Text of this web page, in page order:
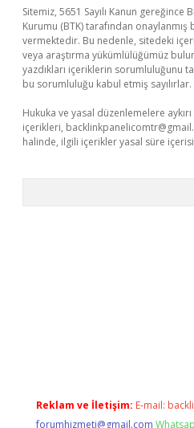
Sitemiz, 5651 Sayılı Kanun
Kurumu (BTK) tarafından onaylanmış
vermektedir. Bu nedenle, sitedeki
veya araştırma yükümlülüğümüz
yazdıkları içeriklerin sorumluluğunu
bu sorumluluğu kabul etmiş sayılırlar.
Hukuka ve yasal düzenlemelere
içerikleri,
halinde, ilgili içerikler yasal süre
Reklam ve İletişim: E-mail:
forumhizmeti@gmail.com